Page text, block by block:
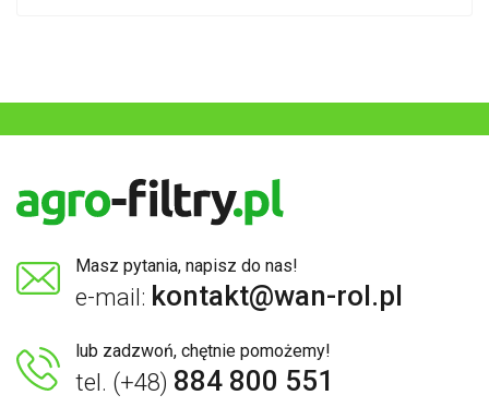
Masz pytania, napisz do nas!
e-mail: kontakt@wan-rol.pl
lub zadzwoń, chętnie pomożemy!
tel. (+48) 884 800 551